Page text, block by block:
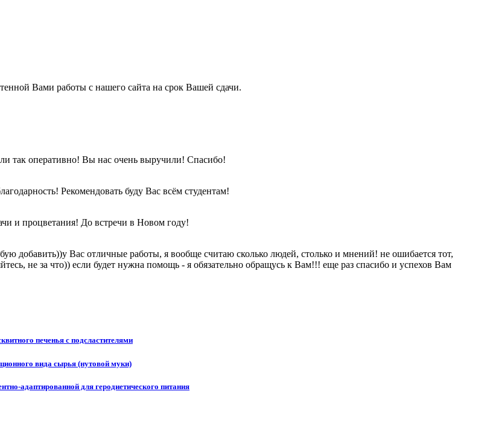
Вами работы с нашего сайта на срок Вашей сдачи.
так оперативно! Вы нас очень выручили! Спасибо!
Рекомендовать буду Вас всём студентам!
и процветания! До встречи в Новом году!
добавить))у Вас отличные работы, я вообще считаю сколько людей, столько и мнений! не ошибается тот,
не за что)) если будет нужна помощь - я обязательно обращусь к Вам!!! еще раз спасибо и успехов Вам
печенья с подсластителями
вида сырья (нутовой муки)
адаптированной для геродиетического питания